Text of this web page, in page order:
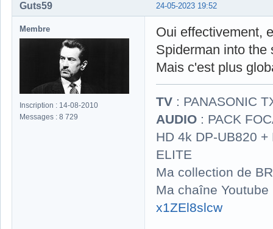
24-05-2023 19:52
Guts59
Membre
Inscription : 14-08-2010
Messages : 8 729
Oui effectivement,
Spiderman into the
Mais c'est plus
TV : PANASONIC
AUDIO : PACK
HD 4k DP-UB820
ELITE
Ma collection de
Ma chaîne
x1ZEl8slcw